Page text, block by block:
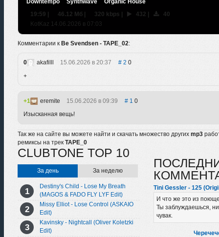
19:59 | 46.12 Мб | 320 kbps | 432 |
40
KotKaz 14.06.2026 в 07:03
Комментарии к Be Svendsen - TAPE_02:
0 akafilll 15.06.2026 в 20:37 2 0
+
1 eremite 15.06.2026 в 09:39 1 0
Изысканная вещь!
Так же на сайте вы можете найти и скачать множество других mp3
ремиксы на трек TAPE_0
CLUBTONE TOP 10
За день За неделю
Destiny's Child - Lose My Breath
(MAGOS & FADO FLY LYF Edit)
Missy Elliot - Lose Control (ASKAIO
Edit)
Kavinsky - Nightcall (Oliver Koletzki
Edit)
Tini Gessler - 125
И что же это из
Ты заблуждаешься,
чувак.